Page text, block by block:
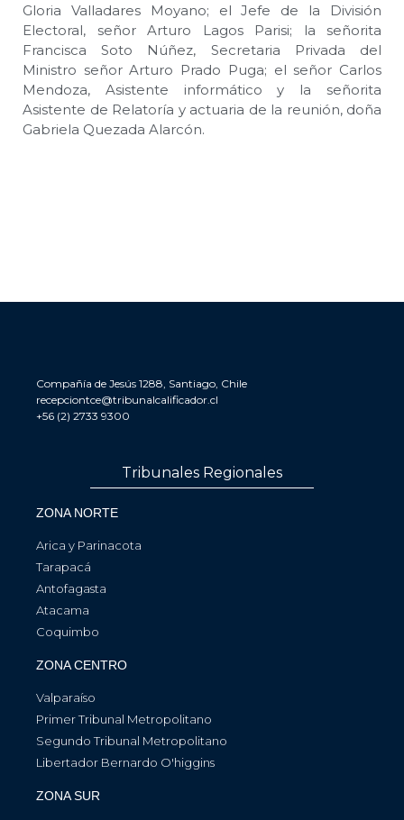
Gloria Valladares Moyano; el Jefe de la División
Electoral, señor Arturo Lagos Parisi; la señorita
Francisca Soto Núñez, Secretaria Privada del
Ministro señor Arturo Prado Puga; el señor Carlos
Mendoza, Asistente informático y la señorita
Asistente de Relatoría y actuaria de la reunión, doña
Gabriela Quezada Alarcón.
Compañía de Jesús 1288, Santiago, Chile
recepciontce@tribunalcalificador.cl
+56 (2) 2733 9300
Tribunales Regionales
ZONA NORTE
Arica y Parinacota
Tarapacá
Antofagasta
Atacama
Coquimbo
ZONA CENTRO
Valparaíso
Primer Tribunal Metropolitano
Segundo Tribunal Metropolitano
Libertador Bernardo O'higgins
ZONA SUR